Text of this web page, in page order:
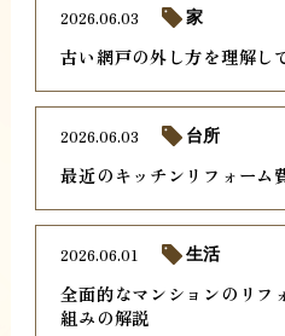
古い網戸の外し方を理解し
2026.06.03 家
最近のキッチンリフォーム
2026.06.03 台所
全面的なマンションのリフ
組みの解説
2026.06.01 生活